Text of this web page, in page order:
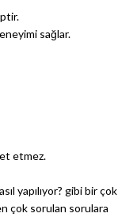
sağlar.
etmez.
yapılıyor? gibi bir çok
çok sorulan sorulara